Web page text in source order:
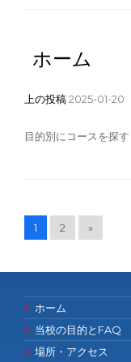
ホーム
上の投稿2025-01-20
目的別にコースを探す
1 2 »
ホーム
当校の目的とFAQ
場所・アクセス